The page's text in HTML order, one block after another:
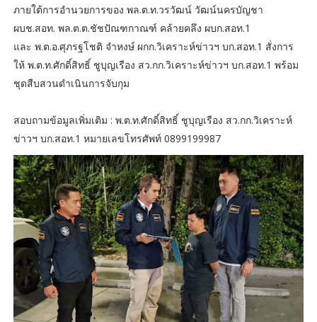
ภายใต้การอำนวยการของ พล.ต.ท.วรวัฒน์ วัฒน์นครบัญชา
ผบช.สอท. พล.ต.ต.ชัชปัณฑกาณฑ์ คล้ายคลึง ผบก.สอท.1
และ พ.ต.อ.ศุภรฐโชติ จำหงษ์ ผกก.วิเคราะห์ข่าวฯ บก.สอท.1 สั่งการ
ให้ พ.ต.ท.ศักดิ์สิทธิ์ ชูบุญเรือง สว.กก.วิเคราะห์ข่าวฯ บก.สอท.1 พร้อม
ชุดสืบสวนดำเนินการจับกุม
สอบถามข้อมูลเพิ่มเติม : พ.ต.ท.ศักดิ์สิทธิ์ ชูบุญเรือง สว.กก.วิเคราะห์
ข่าวฯ บก.สอท.1 หมายเลขโทรศัพท์ 0899199987